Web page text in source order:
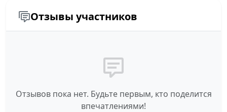
Отзывы участников
Отзывов пока нет. Будьте первым, кто поделится
впечатлениями!